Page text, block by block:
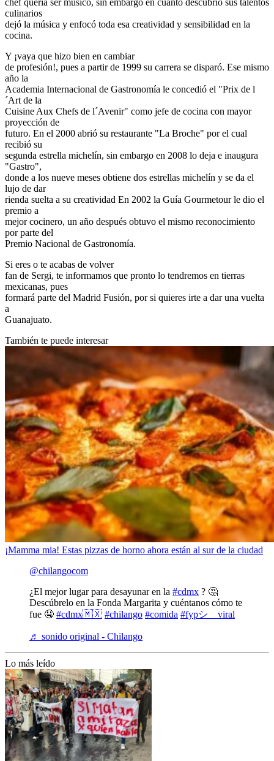
culinarios
dejó la música y enfocó toda esa creatividad y sensibilidad en la
cocina.
Y ¡vaya que hizo bien en cambiar
de profesión!, pues a partir de 1999 su carrera se disparó. Ese mismo
año la
Academia Internacional de Gastronomía le concedió el "Prix de l
´Art de la
Cuisine Aux Chefs de l´Avenir" como jefe de cocina con mayor
proyección de
futuro. En el 2000 abrió su restaurante "La Broche" por el cual
recibió su
segunda estrella michelín, sin embargo en 2008 lo deja e inaugura
"Gastro",
donde a los nueve meses obtiene dos estrellas michelín y se da el
lujo de dar
rienda suelta a su creatividad En 2002 la Guía Gourmetour le dio el
premio a
mejor cocinero, un año después obtuvo el mismo reconocimiento
por parte del
Premio Nacional de Gastronomía.
Si eres o te acabas de volver
fan de Sergi, te informamos que pronto lo tendremos en tierras
mexicanas, pues
formará parte del Madrid Fusión, por si quieres irte a dar una vuelta
a
Guanajuato.
También te puede interesar
¡Mamma mia! Estas pizzas de horno ahora están al sur de la ciudad
@chilangocom
¿El mejor lugar para desayunar en la #cdmx ? 🤔
Descúbrelo en la Fonda Margarita y cuéntanos cómo te
fue 🤤 #cdmx🇲🇽 #chilango #comida #fypシ゚viral
♬ sonido original - Chilango
Lo más leído